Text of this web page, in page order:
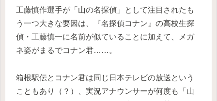
工藤慎作選手が「山の名探偵」として注目されたも
う一つ大きな要因は、『名探偵コナン』の高校生探
偵・工藤慎一に名前が似ていることに加えて、メガ
ネ姿がまるでコナン君……。
箱根駅伝とコナン君は同じ日本テレビの放送という
こともあり（？）、実況アナウンサーが何度も「山